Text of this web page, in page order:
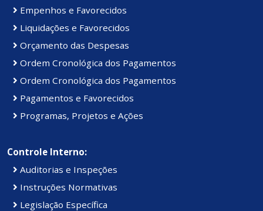
Empenhos e Favorecidos
Liquidações e Favorecidos
Orçamento das Despesas
Ordem Cronológica dos Pagamentos
Ordem Cronológica dos Pagamentos
Pagamentos e Favorecidos
Programas, Projetos e Ações
Controle Interno:
Auditorias e Inspeções
Instruções Normativas
Legislação Específica